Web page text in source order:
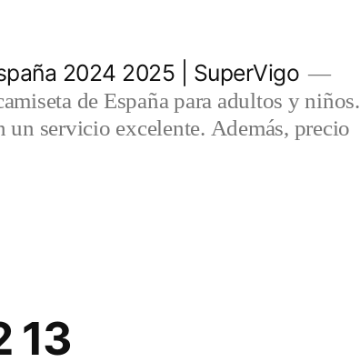
2024 2025 | SuperVigo
de España para adultos y niños.
servicio excelente. Además, precio
13